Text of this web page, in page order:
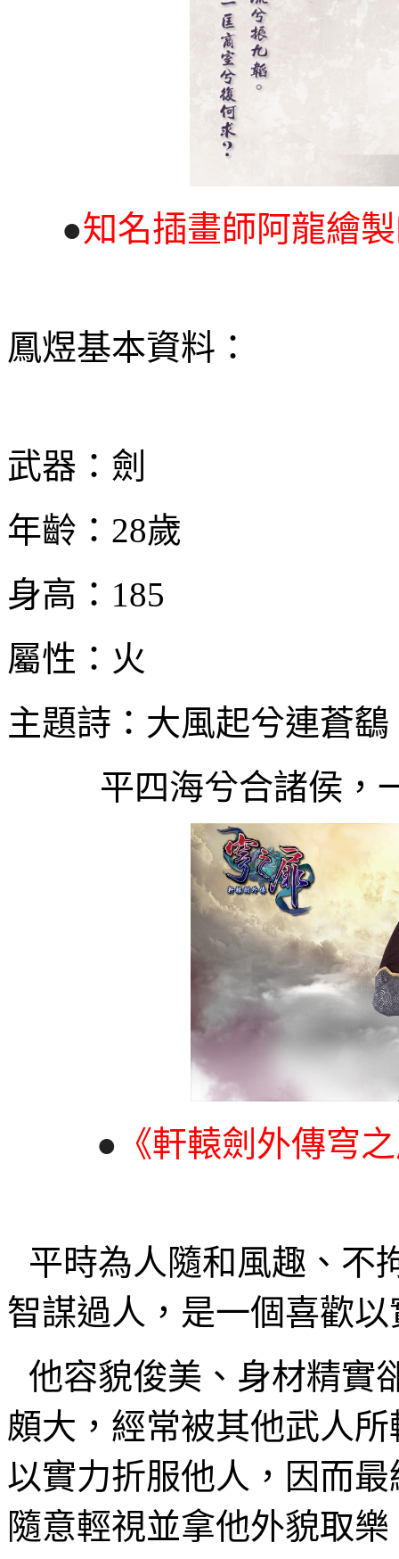
●知名插畫師阿龍繪
鳳煜基本資料：
武器：劍
年齡： 28歲
身高： 185
屬性：火
主題詩：大風起兮連蒼
平四海兮合諸侯，
● 《軒轅劍外傳穹
平時為人隨和風趣、不
智謀過人，是一個喜歡
他容貌俊美、身材精實
頗大，經常被其他武人
以實力折服他人，因而
隨意輕視並拿他外貌取樂